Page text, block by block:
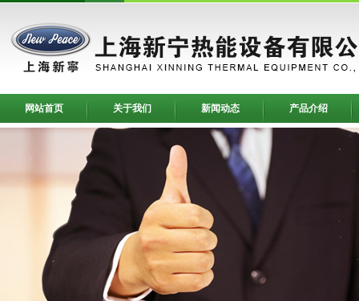
网站首页 关于我们 新闻动态 产品介绍